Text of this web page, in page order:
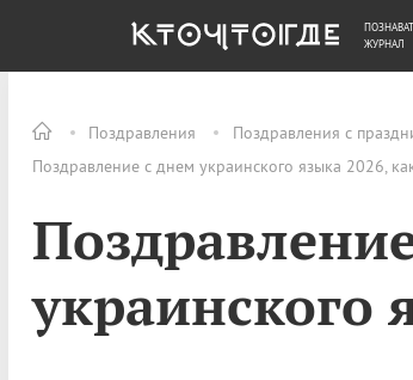
Поздравления Поздравления с
Поздравление с днем украинского языка 2026,
украинского
ОБЩЕСТВО
ЖУРНАЛ